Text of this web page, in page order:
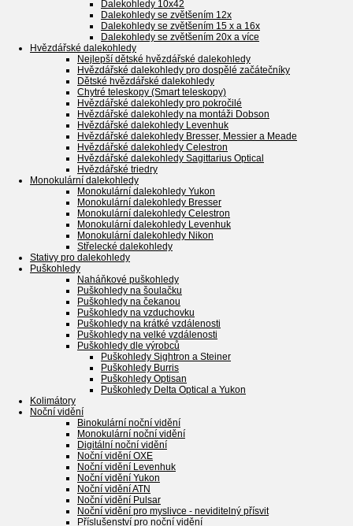
Dalekohledy 10x42
Dalekohledy se zvětšením 12x
Dalekohledy se zvětšením 15 x a 16x
Dalekohledy se zvětšením 20x a více
Hvězdářské dalekohledy
Nejlepší dětské hvězdářské dalekohledy
Hvězdářské dalekohledy pro dospělé začátečníky
Dětské hvězdářské dalekohledy
Chytré teleskopy (Smart teleskopy)
Hvězdářské dalekohledy pro pokročilé
Hvězdářské dalekohledy na montáži Dobson
Hvězdářské dalekohledy Levenhuk
Hvězdářské dalekohledy Bresser, Messier a Meade
Hvězdářské dalekohledy Celestron
Hvězdářské dalekohledy Sagittarius Optical
Hvězdářské triedry
Monokulární dalekohledy
Monokulární dalekohledy Yukon
Monokulární dalekohledy Bresser
Monokulární dalekohledy Celestron
Monokulární dalekohledy Levenhuk
Monokulární dalekohledy Nikon
Střelecké dalekohledy
Stativy pro dalekohledy
Puškohledy
Naháňkové puškohledy
Puškohledy na šoulačku
Puškohledy na čekanou
Puškohledy na vzduchovku
Puškohledy na krátké vzdálenosti
Puškohledy na velké vzdálenosti
Puškohledy dle výrobců
Puškohledy Sightron a Steiner
Puškohledy Burris
Puškohledy Optisan
Puškohledy Delta Optical a Yukon
Kolimátory
Noční vidění
Binokulární noční vidění
Monokulární noční vidění
Digitální noční vidění
Noční vidění OXE
Noční vidění Levenhuk
Noční vidění Yukon
Noční vidění ATN
Noční vidění Pulsar
Noční vidění pro myslivce - neviditelný přísvit
Příslušenství pro noční vidění